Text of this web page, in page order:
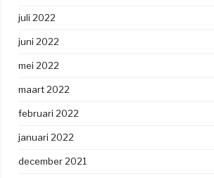
juli 2022
juni 2022
mei 2022
maart 2022
februari 2022
januari 2022
december 2021